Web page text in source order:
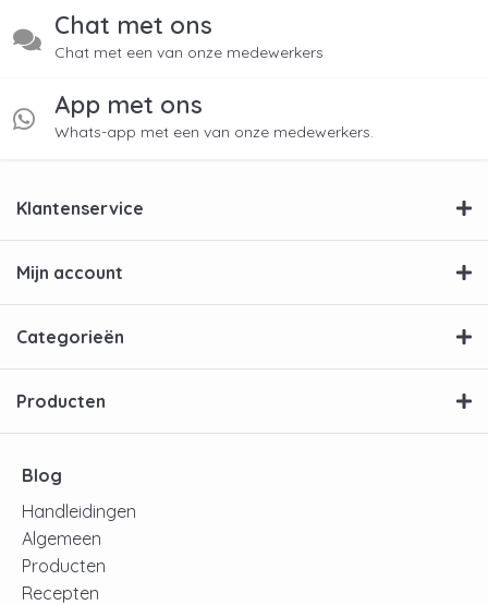
Chat met ons
Chat met een van onze medewerkers
App met ons
Whats-app met een van onze medewerkers.
Klantenservice
Mijn account
Categorieën
Producten
Blog
Handleidingen
Algemeen
Producten
Recepten